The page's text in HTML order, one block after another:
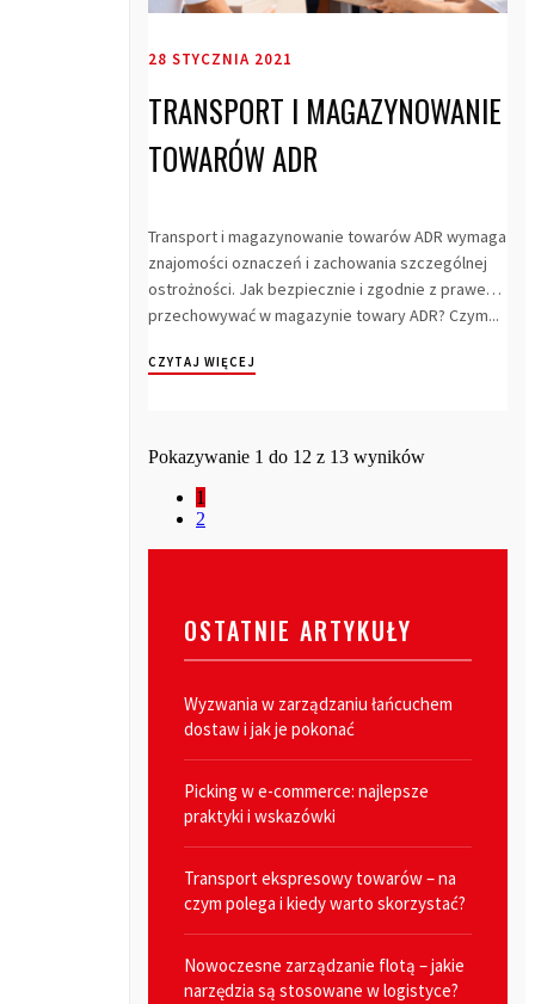
28 STYCZNIA 2021
TRANSPORT I MAGAZYNOWANIE
TOWARÓW ADR
Transport i magazynowanie towarów ADR wymaga
znajomości oznaczeń i zachowania szczególnej
ostrożności. Jak bezpiecznie i zgodnie z prawem
przechowywać w magazynie towary ADR? Czym...
CZYTAJ WIĘCEJ
Pokazywanie 1 do 12 z 13 wyników
1
2
OSTATNIE ARTYKUŁY
Wyzwania w zarządzaniu łańcuchem
dostaw i jak je pokonać
Picking w e-commerce: najlepsze
praktyki i wskazówki
Transport ekspresowy towarów – na
czym polega i kiedy warto skorzystać?
Nowoczesne zarządzanie flotą – jakie
narzędzia są stosowane w logistyce?